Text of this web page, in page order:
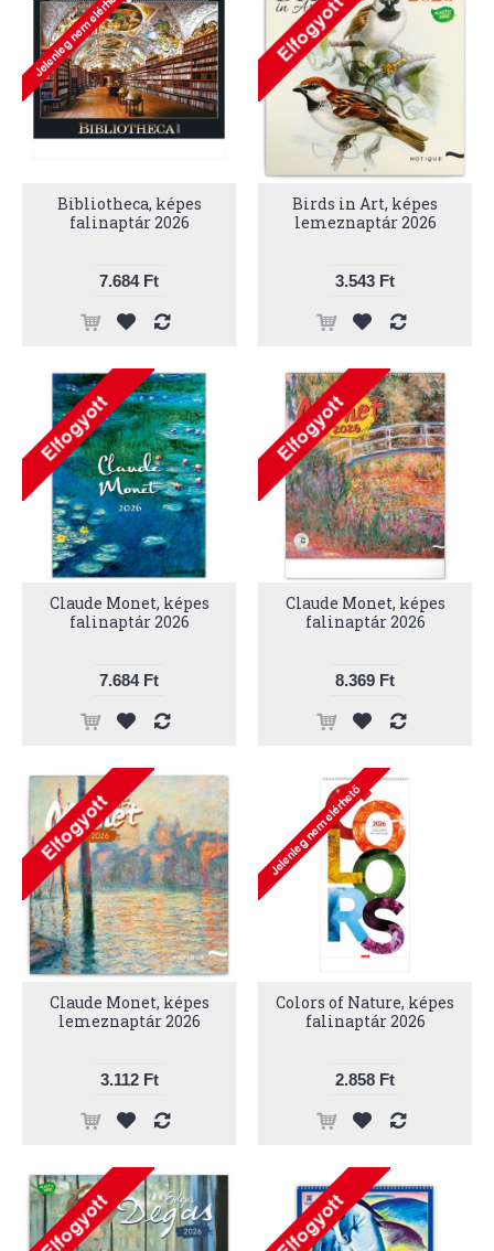
Bibliotheca, képes
falinaptár 2026
7.684 Ft
Birds in Art, képes
lemeznaptár 2026
3.543 Ft
Claude Monet, képes
falinaptár 2026
7.684 Ft
Claude Monet, képes
falinaptár 2026
8.369 Ft
Claude Monet, képes
lemeznaptár 2026
3.112 Ft
Colors of Nature, képes
falinaptár 2026
2.858 Ft